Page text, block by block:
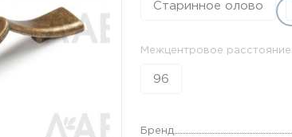
Старинное олово
Межцентровое
96
Бренд